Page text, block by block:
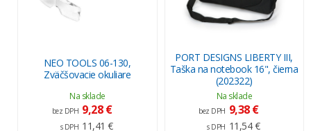
NEO TOOLS 06-130,
Zväčšovacie okuliare
Na sklade
bez DPH 9,28 €
s DPH 11,41 €
PORT DESIGNS LIBERTY III,
Taška na notebook 16", čierna
(202322)
Na sklade
bez DPH 9,38 €
s DPH 11,54 €